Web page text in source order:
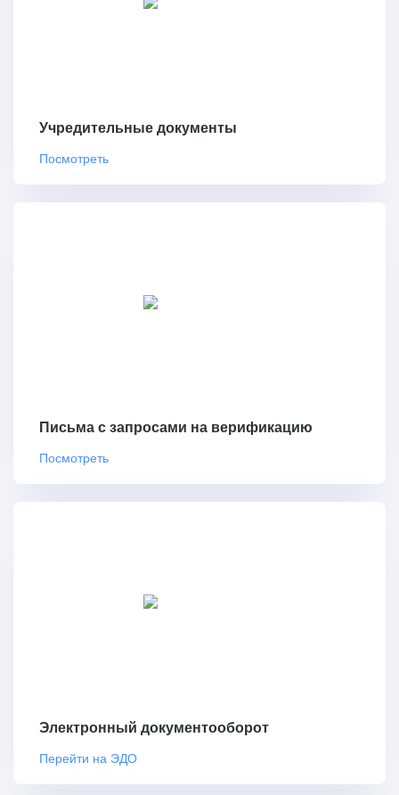
Учредительные документы
Посмотреть
Письма с запросами на верификацию
Посмотреть
Электронный документооборот
Перейти на ЭДО